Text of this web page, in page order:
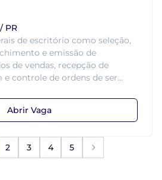
PR
de escritório como seleção,
e emissão de
de vendas, recepção de
controle de ordens de ser...
Abrir Vaga
2 3 4 5